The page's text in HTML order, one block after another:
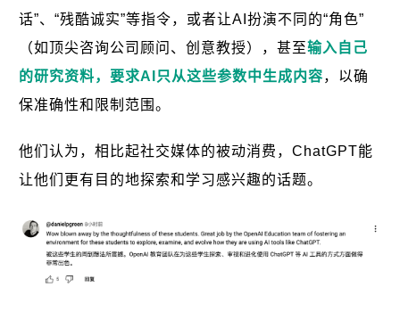
话”、“残酷诚实”等指令，或者让AI扮演不同的“角色”
（如顶尖咨询公司顾问、创意教授），甚至输入自己
的研究资料，要求AI只从这些参数中生成内容，以确
保准确性和限制范围。
他们认为，相比起社交媒体的被动消费，ChatGPT能
让他们更有目的地探索和学习感兴趣的话题。